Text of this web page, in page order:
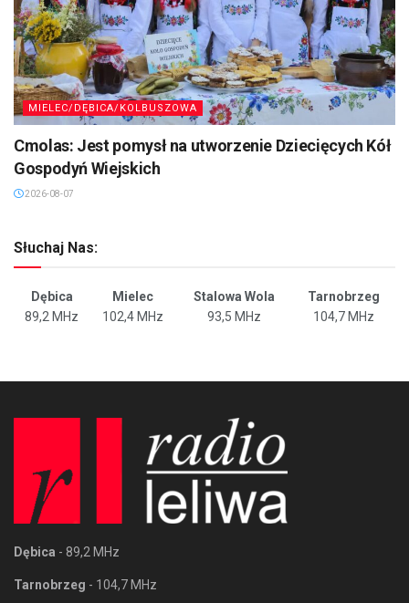
MIELEC/DĘBICA/KOLBUSZOWA
Cmolas: Jest pomysł na utworzenie Dziecięcych Kół
Gospodyń Wiejskich
2026-08-07
Słuchaj Nas:
Dębica Mielec Stalowa Wola
Tarnobrzeg
89,2 MHz
102,4 MHz 93,5 MHz 104,7 MHz
Dębica - 89,2 MHz
Tarnobrzeg - 104,7 MHz